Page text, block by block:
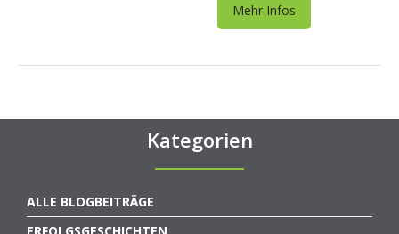
Mehr Infos
Kategorien
ALLE BLOGBEITRÄGE